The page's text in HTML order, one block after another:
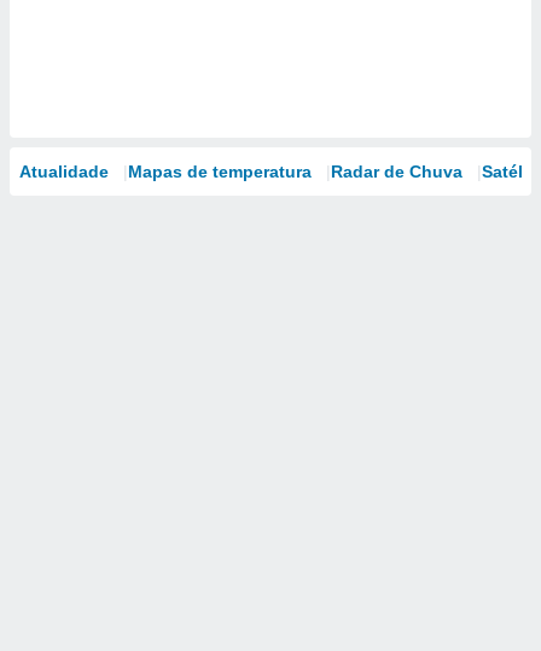
Atualidade Mapas de temperatura Radar de Chuva